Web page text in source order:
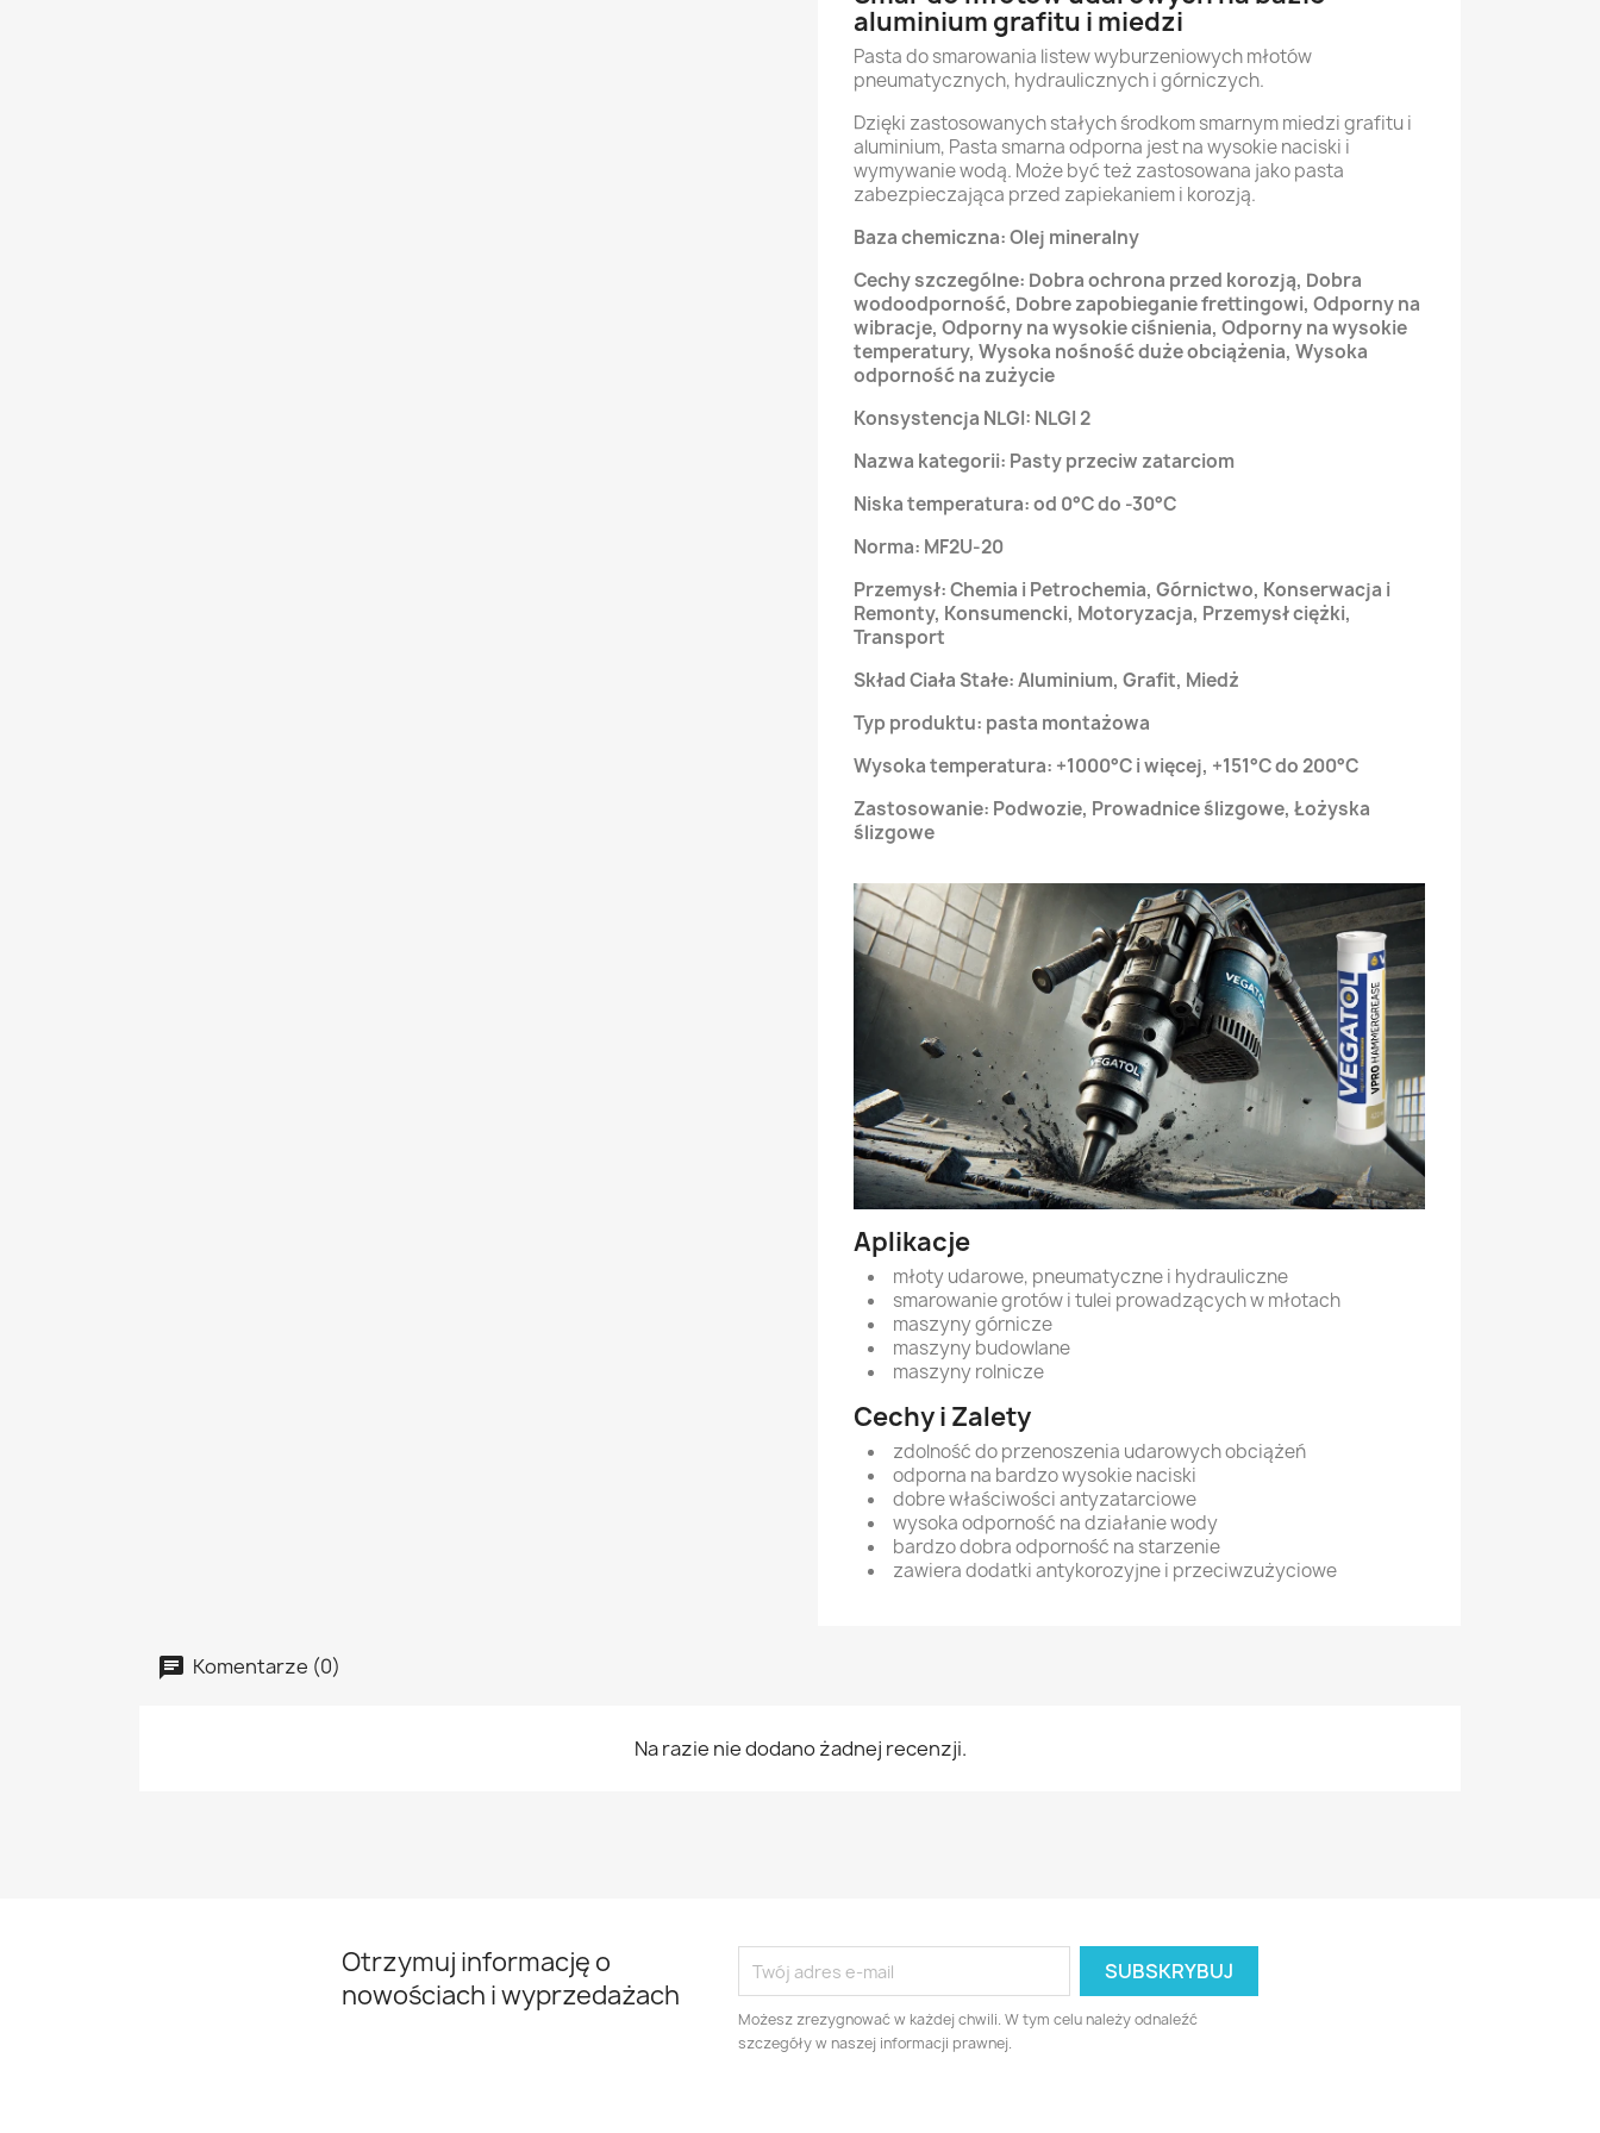
aluminium grafitu i miedzi
Pasta do smarowania listew wyburzeniowych młotów
pneumatycznych, hydraulicznych i górniczych.
Dzięki zastosowanych stałych środkom smarnym miedzi grafitu i
aluminium, Pasta smarna odporna jest na wysokie naciski i
wymywanie wodą. Może być też zastosowana jako pasta
zabezpieczająca przed zapiekaniem i korozją.
Baza chemiczna: Olej mineralny
Cechy szczególne: Dobra ochrona przed korozją, Dobra
wodoodporność, Dobre zapobieganie frettingowi, Odporny na
wibracje, Odporny na wysokie ciśnienia, Odporny na wysokie
temperatury, Wysoka nośność duże obciążenia, Wysoka
odporność na zużycie
Konsystencja NLGI: NLGI 2
Nazwa kategorii: Pasty przeciw zatarciom
Niska temperatura: od 0°C do -30°C
Norma: MF2U-20
Przemysł: Chemia i Petrochemia, Górnictwo, Konserwacja i
Remonty, Konsumencki, Motoryzacja, Przemysł ciężki,
Transport
Skład Ciała Stałe: Aluminium, Grafit, Miedż
Typ produktu: pasta montażowa
Wysoka temperatura: +1000°C i więcej, +151°C do 200°C
Zastosowanie: Podwozie, Prowadnice ślizgowe, Łożyska
ślizgowe
Aplikacje
młoty udarowe, pneumatyczne i hydrauliczne
smarowanie grotów i tulei prowadzących w młotach
maszyny górnicze
maszyny budowlane
maszyny rolnicze
Cechy i Zalety
zdolność do przenoszenia udarowych obciążeń
odporna na bardzo wysokie naciski
dobre właściwości antyzatarciowe
wysoka odporność na działanie wody
bardzo dobra odporność na starzenie
zawiera dodatki antykorozyjne i przeciwzużyciowe
Komentarze (0)
Na razie nie dodano żadnej recenzji.
Otrzymuj informację o
nowościach i wyprzedażach
Możesz zrezygnować w każdej chwili. W tym celu należy odnaleźć
szczegóły w naszej informacji prawnej.